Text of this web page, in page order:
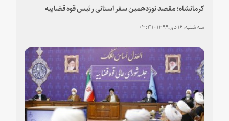
کرمانشاه؛ مقصد نوزدهمین سفر استانی رئیس قوه قضاییه
سه شنبه، ۱۶ دی ۱۳۹۹ - ۰۳:۳۱